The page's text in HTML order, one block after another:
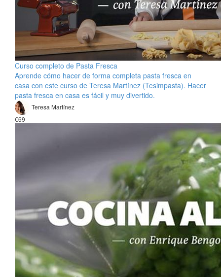
Curso completo de Pasta Fresca
Aprende cómo hacer de forma completa pasta fresca en
casa con este curso de Teresa Martínez (Tesimpasta). Hacer
pasta fresca en casa es fácil y muy divertido.
Teresa Martínez
€69